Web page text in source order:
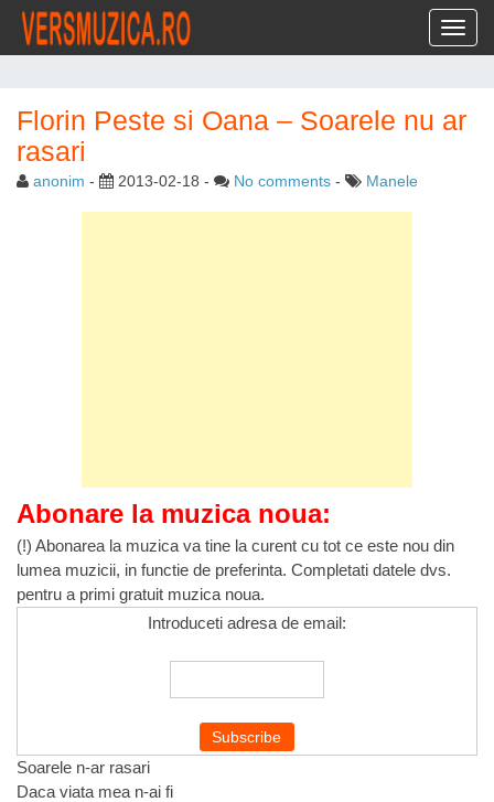
Florin Peste si Oana – Soarele nu ar
rasari
anonim - 2013-02-18 - No comments - Manele
Abonare la muzica noua:
(!) Abonarea la muzica va tine la curent cu tot ce este nou din
lumea muzicii, in functie de preferinta. Completati datele dvs.
pentru a primi gratuit muzica noua.
Introduceti adresa de email:
Soarele n-ar rasari
Daca viata mea n-ai fi